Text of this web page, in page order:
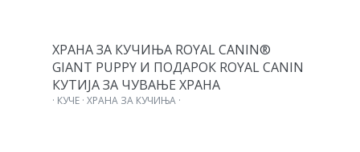
ХРАНА ЗА КУЧИЊА ROYAL CANIN®
GIANT PUPPY И ПОДАРОК ROYAL CANIN
КУТИЈА ЗА ЧУВАЊЕ ХРАНА
· КУЧЕ · ХРАНА ЗА КУЧИЊА ·